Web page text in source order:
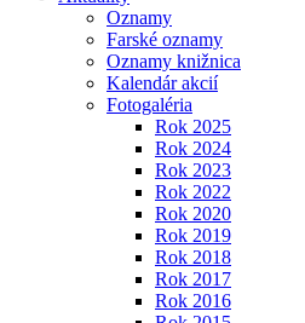
Oznamy
Farské oznamy
Oznamy knižnica
Kalendár akcií
Fotogaléria
Rok 2025
Rok 2024
Rok 2023
Rok 2022
Rok 2020
Rok 2019
Rok 2018
Rok 2017
Rok 2016